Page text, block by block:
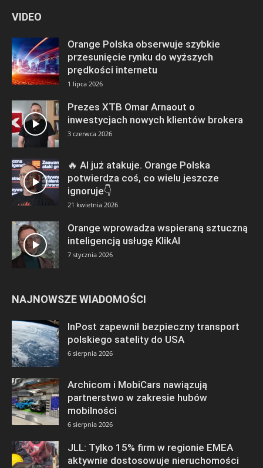
VIDEO
Orange Polska obserwuje szybkie
przesunięcie rynku do wyższych
prędkości internetu
1 lipca 2026
Prezes XTB Omar Arnaout o
inwestycjach nowych klientów brokera
3 czerwca 2026
🔥 AI już atakuje. Orange Polska
potwierdza coś, co wielu jeszcze
ignoruje👇
21 kwietnia 2026
Orange wprowadza wspieraną sztuczną
inteligencją usługę KlikAI
7 stycznia 2026
NAJNOWSZE WIADOMOŚCI
InPost zapewnił bezpieczny transport
polskiego satelity do USA
6 sierpnia 2026
Archicom i MobiCars nawiązują
partnerstwo w zakresie hubów
mobilności
6 sierpnia 2026
JLL: Tylko 15% firm w regionie EMEA
aktywnie dostosowuje nieruchomości